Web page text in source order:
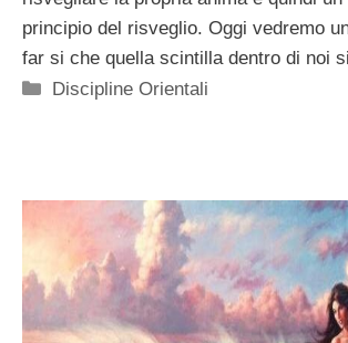
principio del risveglio. Oggi vedremo
far si che quella scintilla dentro di noi
Categorie
Discipline Orientali